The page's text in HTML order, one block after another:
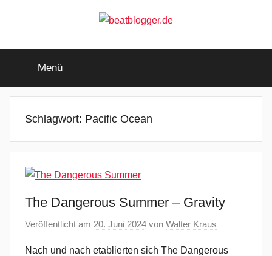
beatblogger.de
beat
goes
Menü
Schlagwort: Pacific Ocean
The Dangerous Summer – Gravity
Veröffentlicht am 20. Juni 2024 von Walter Kraus
Nach und nach etablierten sich The Dangerous